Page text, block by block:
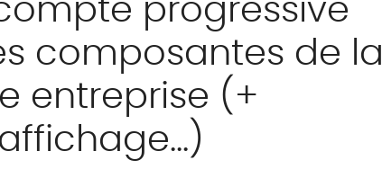
composantes de la
entreprise (+